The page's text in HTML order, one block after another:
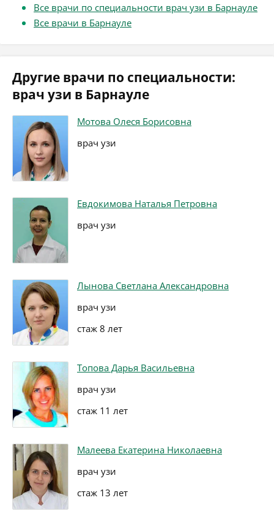
Все врачи по специальности врач узи в Барнауле
Все врачи в Барнауле
Другие врачи по специальности:
врач узи в Барнауле
Мотова Олеся Борисовна
врач узи
Евдокимова Наталья Петровна
врач узи
Лынова Светлана Александровна
врач узи
стаж 8 лет
Топова Дарья Васильевна
врач узи
стаж 11 лет
Малеева Екатерина Николаевна
врач узи
стаж 13 лет